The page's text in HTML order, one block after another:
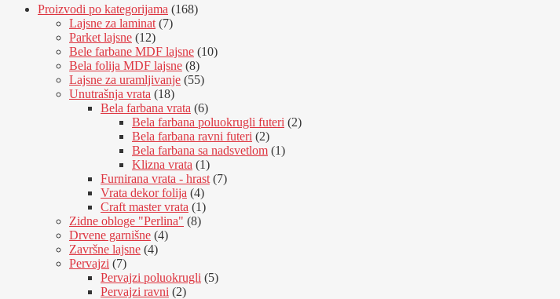
Proizvodi po kategorijama 168168
Lajsne za laminat 77
Parket lajsne 1212
proizvoda
Bele farbane MDF lajsne 1010
Bela folija MDF lajsne 88
proizvoda
Lajsne za uramljivanje 5555
Unutrašnja vrata 1818
proizvoda
Bela farbana vrata 66
proizvoda
Bela farbana poluokrugli futeri 22
Bela farbana ravni futeri 22
proizvoda
Bela farbana sa nadsvetlom 11
Klizna vrata 11
proizvod
Furnirana vrata - hrast 77
Vrata dekor folija 44
proizvoda
Craft master vrata 11
Zidne obloge "Perlina" 88
Drvene garnišne 44
Završne lajsne 44
Pervajzi 77
proizvoda
Pervajzi poluokrugli 55
Pervajzi ravni 22